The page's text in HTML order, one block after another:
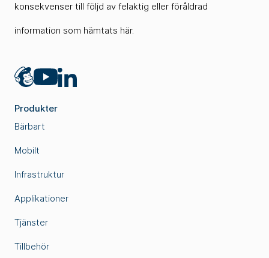
konsekvenser till följd av felaktig eller föråldrad
information som hämtats här.
Mailchimp
YouTubeLinkedIn
Produkter
Bärbart
Mobilt
Infrastruktur
Applikationer
Tjänster
Tillbehör